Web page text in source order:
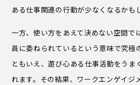
ある仕事関連の行動が少なくなるかも
一方、使い方をあえて決めない空間で
員に委ねられているという意味で究極
ともいえ、遊び心ある仕事活動をうま
れます。その結果、ワークエンゲイジ